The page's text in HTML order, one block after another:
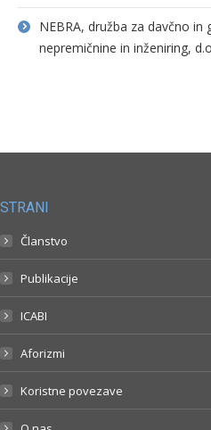
NEBRA, družba za davčno
nepremičnine in inženiring,
STRANI
Članstvo
Publikacije
ICABI
Aforizmi
Koristne povezave